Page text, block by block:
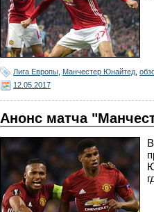
Лига Европы Манчестер Юнайтед
12.05.2017
Анонс матча